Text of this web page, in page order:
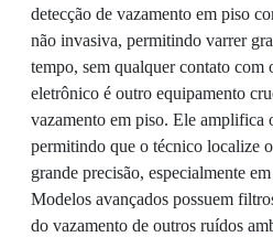
detecção de vazamento em piso
não invasiva, permitindo varrer
tempo, sem qualquer contato com
eletrônico é outro equipamento
vazamento em piso. Ele amplifica
permitindo que o técnico localize
grande precisão, especialmente
Modelos avançados possuem
do vazamento de outros ruídos